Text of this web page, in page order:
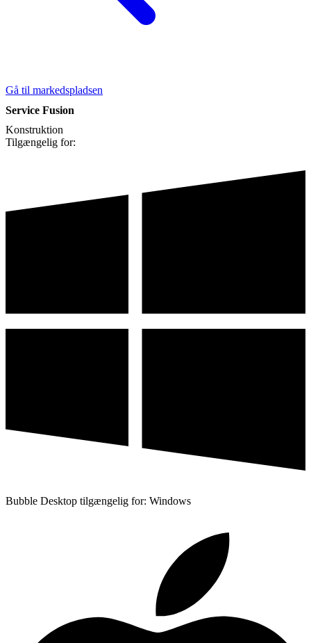
Gå til markedspladsen
Service Fusion
Konstruktion
Tilgængelig for:
Bubble Desktop tilgængelig for: Windows